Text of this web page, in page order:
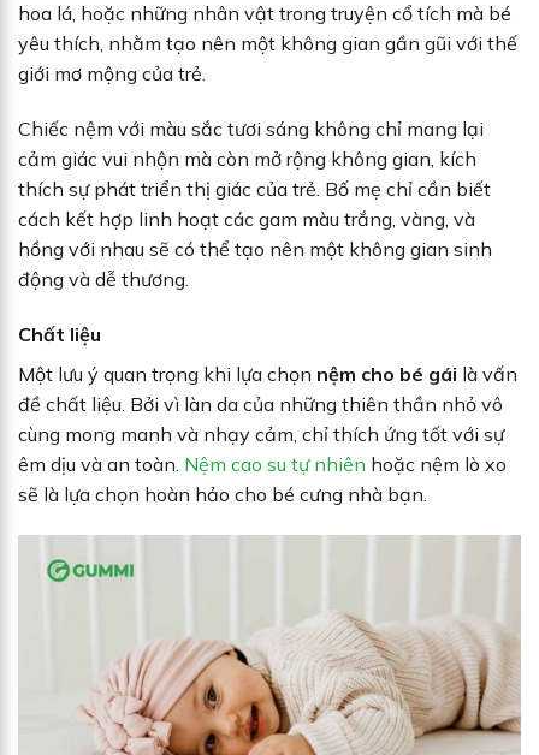
hoa lá, hoặc những nhân vật trong truyện cổ tích mà bé
yêu thích, nhằm tạo nên một không gian gần gũi với thế
giới mơ mộng của trẻ.
Chiếc nệm với màu sắc tươi sáng không chỉ mang lại
cảm giác vui nhộn mà còn mở rộng không gian, kích
thích sự phát triển thị giác của trẻ. Bố mẹ chỉ cần biết
cách kết hợp linh hoạt các gam màu trắng, vàng, và
hồng với nhau sẽ có thể tạo nên một không gian sinh
động và dễ thương.
Chất liệu
Một lưu ý quan trọng khi lựa chọn nệm cho bé gái là vấn
đề chất liệu. Bởi vì làn da của những thiên thần nhỏ vô
cùng mong manh và nhạy cảm, chỉ thích ứng tốt với sự
êm dịu và an toàn. Nệm cao su tự nhiên hoặc nệm lò xo
sẽ là lựa chọn hoàn hảo cho bé cưng nhà bạn.